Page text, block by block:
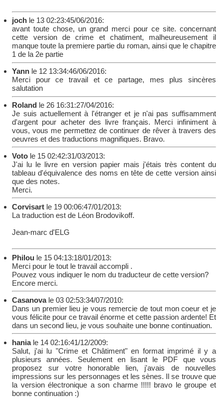
joch le 13 02:23:45/06/2016:
avant toute chose, un grand merci pour ce site. concernant
cette version de crime et chatiment, malheureusement il
manque toute la premiere partie du roman, ainsi que le chapitre
1 de la 2e partie
Yann le 12 13:34:46/06/2016:
Merci pour ce travail et ce partage, mes plus sincères
salutation
Roland le 26 16:31:27/04/2016:
Je suis actuellement à l'étranger et je n'ai pas suffisamment
d'argent pour acheter des livre français. Merci infiniment à
vous, vous me permettez de continuer de rêver à travers des
oeuvres et des traductions magnifiques. Bravo.
Voto le 15 02:42:31/03/2013:
J'ai lu le livre en version papier mais j'étais très content du
tableau d'équivalence des noms en tête de cette version ainsi
que des notes.
Merci.
Corvisart le 19 00:06:47/01/2013:
La traduction est de Léon Brodovikoff.
Jean-marc d'ELG
Philou le 15 04:13:18/01/2013:
Merci pour le tout le travail accompli .
Pouvez vous indiquer le nom du traducteur de cette version?
Encore merci.
Casanovale 03 02:53:34/07/2010:
Dans un premier lieu je vous remercie de tout mon coeur et je
vous félicite pour ce travail énorme et cette passion ardente! Et
dans un second lieu, je vous souhaite une bonne continuation.
haniale 14 02:16:41/12/2009:
Salut, j'ai lu "Crime et Châtiment" en format imprimé il y a
plusieurs années. Seulement en lisant le PDF que vous
proposez sur votre honorable lien, j'avais de nouvelles
impressions sur les personnages et les sènes. Il se trouve que
la version électronique a son charme !!!!! bravo le groupe et
bonne continuation :)